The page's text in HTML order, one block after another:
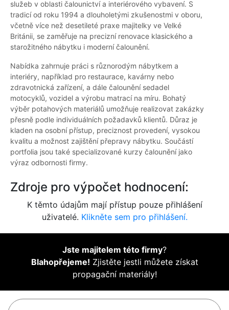
služeb v oblasti čalounictví a interiérového vybavení. S
tradicí od roku 1994 a dlouholetými zkušenostmi v oboru,
včetně více než desetileté praxe majitelky ve Velké
Británii, se zaměřuje na precizní renovace klasického a
starožitného nábytku i moderní čalounění.
Nabídka zahrnuje práci s různorodým nábytkem a
interiéry, například pro restaurace, kavárny nebo
zdravotnická zařízení, a dále čalounění sedadel
motocyklů, vozidel a výrobu matrací na míru. Bohatý
výběr potahových materiálů umožňuje realizovat zakázky
přesně podle individuálních požadavků klientů. Důraz je
kladen na osobní přístup, preciznost provedení, vysokou
kvalitu a možnost zajištění přepravy nábytku. Součástí
portfolia jsou také specializované kurzy čalounění jako
výraz odbornosti firmy.
Zdroje pro výpočet hodnocení:
K těmto údajům mají přístup pouze přihlášení
uživatelé. Klikněte sem pro přihlášení.
Jste majitelem této firmy?
Blahopřejeme! Zjistěte jestli můžete získat
propagační materiály!